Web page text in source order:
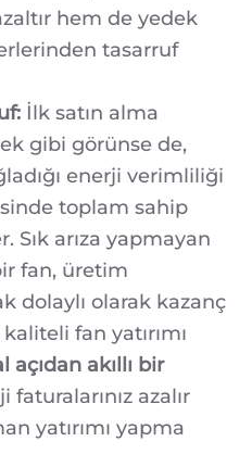
hem de yedek
tasarruf
İlk satın alma
gibi görünse de,
enerji verimliliği
toplam sahip
Sık arıza yapmayan
fan, üretim
dolaylı olarak kazanç
fan yatırımı
akıllı bir
faturalarınız azalır
yatırımı yapma